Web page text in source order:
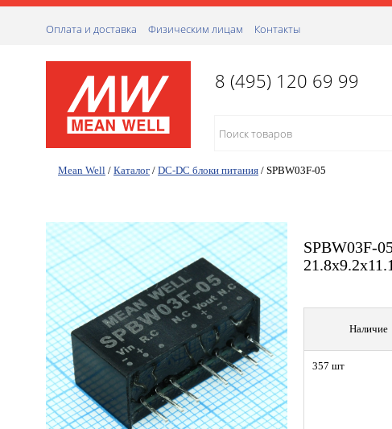
Оплата и доставка Физическим лицам Контакты
8 (495) 120 69 99
Mean Well / Каталог / DC-DC блоки питания / SPBW03F-05
SPBW03F-
Наличие
357 шт